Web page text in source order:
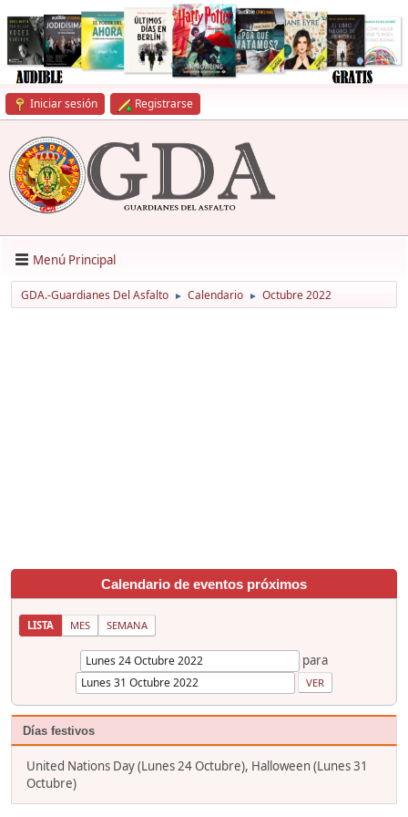
Iniciar sesión Registrarse
Menú Principal
GDA.-Guardianes Del Asfalto ► Calendario ► Octubre 2022
Calendario de eventos próximos
LISTA MES SEMANA
para
Días festivos
United Nations Day (Lunes 24 Octubre), Halloween (Lunes 31
Octubre)